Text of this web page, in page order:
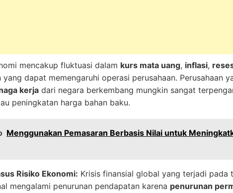
mencakup fluktuasi dalam kurs mata uang, inflasi,
yang dapat memengaruhi operasi perusahaan. Perusahaan
kerja dari negara berkembang mungkin sangat
peningkatan harga bahan baku.
Menggunakan Pemasaran Berbasis Nilai untuk
Risiko Ekonomi: Krisis finansial global yang terjadi pada
mengalami penurunan pendapatan karena penurunan